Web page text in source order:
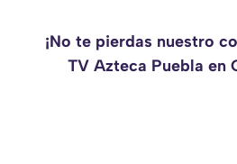
¡No te pierdas nuestro
TV Azteca Puebla en